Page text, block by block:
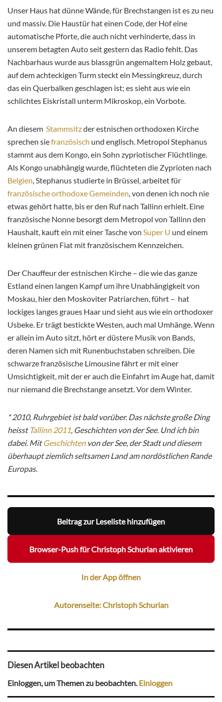
Unser Haus hat dünne Wände, für Brechstangen ist es zu neu
und massiv. Die Haustür hat einen Code, der Hof eine
automatische Pforte, die auch nicht verhinderte, dass in
unserem betagten Auto seit gestern das Radio fehlt. Das
Nachbarhaus wurde aus blassgrün angemaltem Holz gebaut,
auf dem achteckigen Turm steckt ein Messingkreuz, durch
das ein Querbalken geschlagen ist; es sieht aus wie ein
schlichtes Eiskristall unterm Mikroskop, ein Vorbote.
An diesem Stammsitzder estnischen orthodoxen Kirche
sprechen siefranzösisch und englisch. Metropol Stephanus
stammt aus dem Kongo, ein Sohn zypriotischer Flüchtlinge.
Als Kongo unabhängig wurde, flüchteten die Zyprioten nach
Belgien, Stephanus studierte in Brüssel, arbeitet für
französische orthodoxe Gemeinden, von denen ich noch nie
etwas gehört hatte, bis er den Ruf nach Tallinn erhielt. Eine
französische Nonne besorgt dem Metropol von Tallinn den
Haushalt, kauft ein mit einer Tasche von Super U und einem
kleinen grünen Fiat mit französischem Kennzeichen.
Der Chauffeur der estnischen Kirche – die wie das ganze
Estland einen langen Kampf um ihre Unabhängigkeit von
Moskau, hier den Moskoviter Patriarchen, führt – hat
lockiges langes graues Haar und sieht aus wie ein orthodoxer
Usbeke. Er trägt bestickte Westen, auch mal Umhänge. Wenn
er allein im Auto sitzt, hört er düstere Musik von Bands,
deren Namen sich mit Runenbuchstaben schreiben. Die
schwarze französische Limousine fährt er mit einer
Umsichtigkeit, mit der er auch die Einfahrt im Auge hat, damit
nur niemand die Brechstange ansetzt. Vor dem Winter.
* 2010, Ruhrgebiet ist bald vorüber. Das nächste große Ding
heisst Tallinn 2011, Geschichten von der See. Und ich bin
dabei. MitGeschichtenvon der See, der Stadt und diesem
überhaupt ziemlich seltsamen Land am nordöstlichen Rande
Europas.
Beitrag zur Leseliste hinzufügen
Browser-Push für Christoph Schurian aktivieren
In der App öffnen
Autorenseite: Christoph Schurian
Diesen Artikel beobachten
Einloggen, um Themen zu beobachten. Einloggen